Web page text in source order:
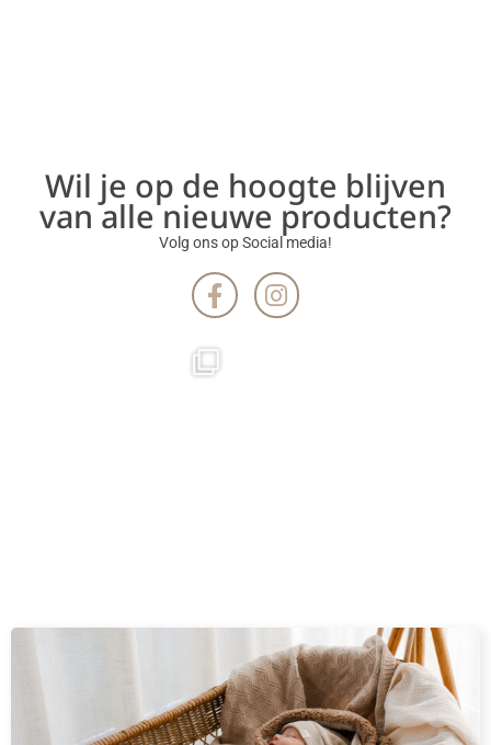
Wil je op de hoogte blijven
van alle nieuwe producten?
Volg ons op Social media!